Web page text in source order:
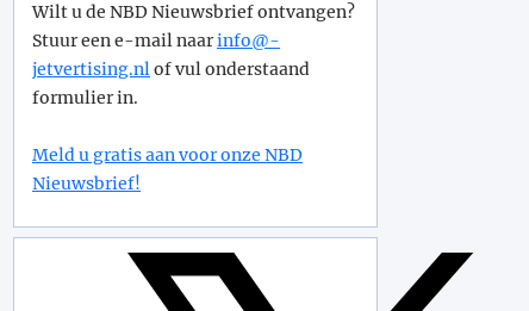
Wilt u de NBD Nieuwsbrief ontvangen?
Stuur een e-mail naarinfo@­
jetvertising.nlof vul onderstaand
formulier in.
Meld u gratis aan voor onze NBD
Nieuwsbrief!